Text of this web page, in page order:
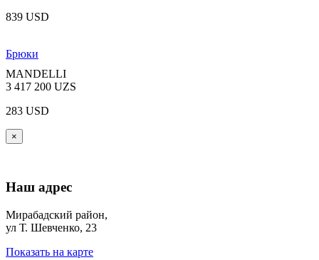
839 USD
Брюки
MANDELLI
3 417 200 UZS
283 USD
×
Наш адрес
Мирабадский район,
ул Т. Шевченко, 23
Показать на карте